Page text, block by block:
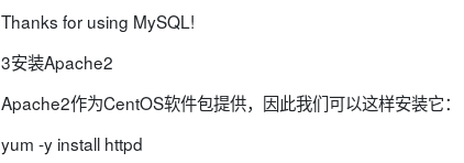
Thanks for using MySQL!
3安装Apache2
Apache2作为CentOS软件包提供，因此我们可以这样安装它：
yum -y install httpd